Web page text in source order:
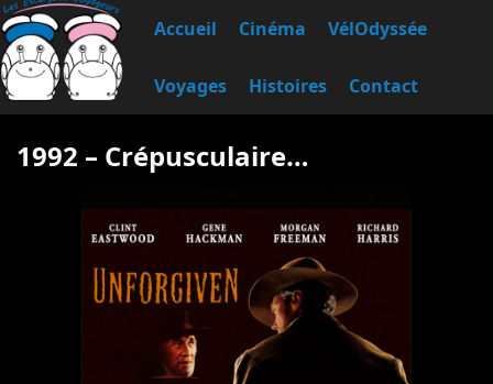
Accueil Cinéma VélOdyssée
Voyages Histoires Contact
1992 – Crépusculaire…